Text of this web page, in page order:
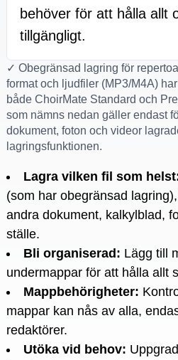
behöver för att hålla allt
tillgängligt.
✓ Obegränsad lagring för
format och ljudfiler (MP3/M4A)
både ChoirMate Standard och
som nämns nedan gäller endast
dokument, foton och videor
lagringsfunktionen.
Lagra vilken fil som helst
(som har obegränsad
andra dokument, kalkylblad,
ställe.
Bli organiserad: Lägg till
undermappar för att hålla allt
Mappbehörigheter:
mappar kan nås av alla,
redaktörer.
Utöka vid behov: